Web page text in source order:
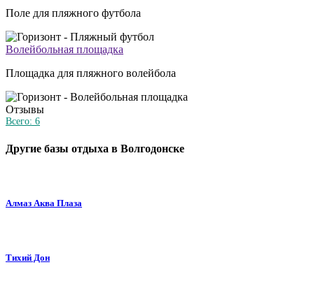
Поле для пляжного футбола
Волейбольная площадка
Площадка для пляжного волейбола
Отзывы
Всего: 6
Другие базы отдыха в Волгодонске
Алмаз Аква Плаза
Тихий Дон